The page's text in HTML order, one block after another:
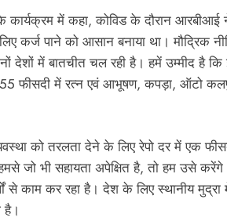
कार्यक्रम में कहा, कोविड के दौरान आरबीआई
कर्ज पाने को आसान बनाया था। मौद्रिक
देशों में बातचीत चल रही है। हमें उम्मीद है
फीसदी में रत्न एवं आभूषण, कपड़ा, ऑटो
को तरलता देने के लिए रेपो दर में एक
जो भी सहायता अपेक्षित है, तो हम उसे
से काम कर रहा है। देश के लिए स्थानीय मुद्रा
है।